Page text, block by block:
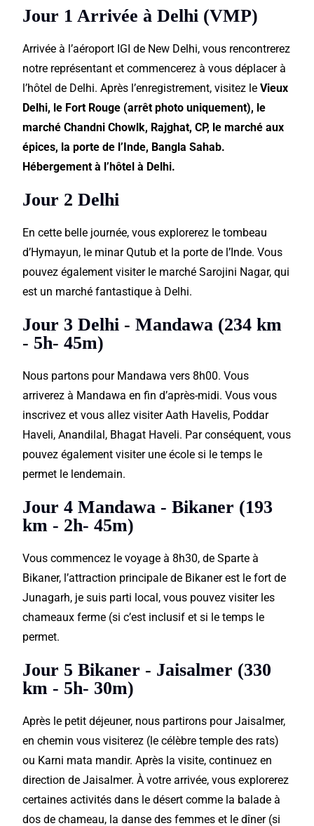
Jour 1 Arrivée à Delhi (VMP)
Arrivée à l’aéroport IGI de New Delhi, vous rencontrerez
notre représentant et commencerez à vous déplacer à
l’hôtel de Delhi. Après l’enregistrement, visitez leVieux
Delhi, le Fort Rouge (arrêt photo uniquement), le
marché Chandni Chowlk, Rajghat, CP, le marché aux
épices, la porte de l’Inde, Bangla Sahab.
Hébergement à l’hôtel à Delhi.
Jour 2 Delhi
En cette belle journée, vous explorerez le tombeau
d’Hymayun, le minar Qutub et la porte de l’Inde. Vous
pouvez également visiter le marché Sarojini Nagar, qui
est un marché fantastique à Delhi.
Jour 3 Delhi - Mandawa (234 km
- 5h- 45m)
Nous partons pour Mandawa vers 8h00. Vous
arriverez à Mandawa en fin d’après-midi. Vous vous
inscrivez et vous allez visiter Aath Havelis, Poddar
Haveli, Anandilal, Bhagat Haveli. Par conséquent, vous
pouvez également visiter une école si le temps le
permet le lendemain.
Jour 4 Mandawa - Bikaner (193
km - 2h- 45m)
Vous commencez le voyage à 8h30, de Sparte à
Bikaner, l’attraction principale de Bikaner est le fort de
Junagarh, je suis parti local, vous pouvez visiter les
chameaux ferme (si c’est inclusif et si le temps le
permet.
Jour 5 Bikaner - Jaisalmer (330
km - 5h- 30m)
Après le petit déjeuner, nous partirons pour Jaisalmer,
en chemin vous visiterez (le célèbre temple des rats)
ou Karni mata mandir. Après la visite, continuez en
direction de Jaisalmer. À votre arrivée, vous explorerez
certaines activités dans le désert comme la balade à
dos de chameau, la danse des femmes et le dîner (si